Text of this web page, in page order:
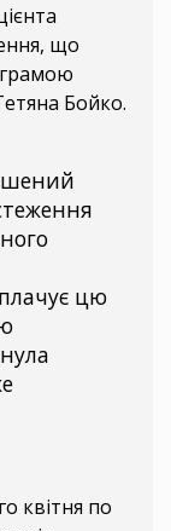
що
Бойко.
цю
квітня по